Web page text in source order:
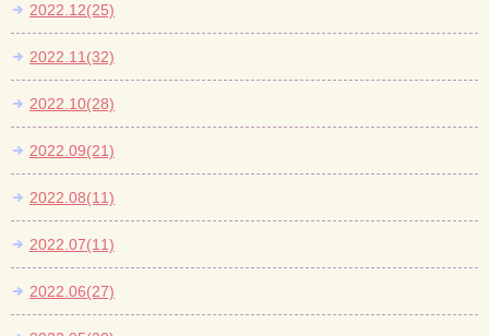
2022.12(25)
2022.11(32)
2022.10(28)
2022.09(21)
2022.08(11)
2022.07(11)
2022.06(27)